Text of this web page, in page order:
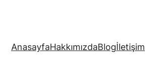
AnasayfaHakkımızdaBlogİletişim